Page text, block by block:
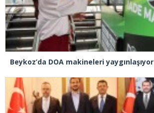
Beykoz’da DOA makineleri yaygınlaşıyor